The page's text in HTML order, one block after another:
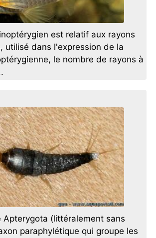
est relatif aux rayons
utilisé dans l'expression de la
le nombre de rayons à
Apterygota (littéralement sans
paraphylétique qui groupe les